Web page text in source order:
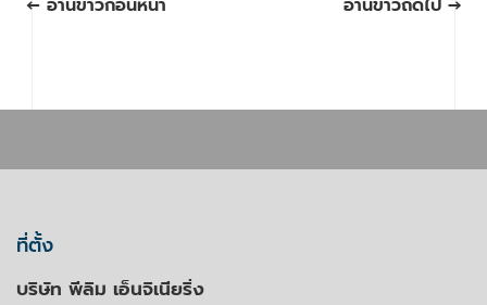
ที่ตั้ง
บริษัท พีลิม เอ็นจิเนียริ่ง